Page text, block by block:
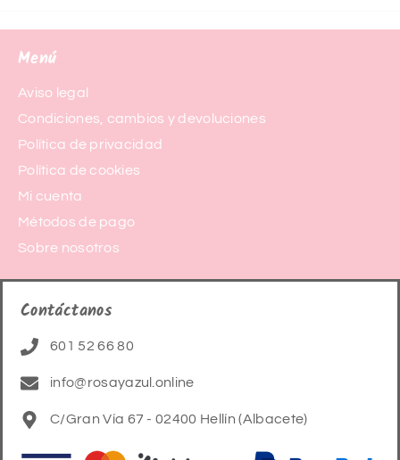
Menú
Aviso legal
Condiciones, cambios y devoluciones
Política de privacidad
Política de cookies
Mi cuenta
Métodos de pago
Sobre nosotros
Contáctanos
601 52 66 80
info@rosayazul.online
C/Gran Vía 67 - 02400 Hellín (Albacete)